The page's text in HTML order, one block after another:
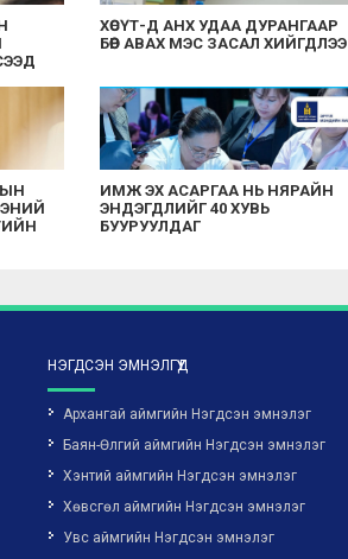
ХӨСҮТ-Д АНХ УДАА ДУРАНГААР
БӨӨР АВАХ МЭС ЗАСАЛ ХИЙГДЛЭЭ
ИМЖ ЭХ АСАРГАА НЬ НЯРАЙН
ЭНДЭГДЛИЙГ 40 ХУВЬ
БУУРУУЛДАГ
НЭГДСЭН ЭМНЭЛГҮҮД
Архангай аймгийн Нэгдсэн эмнэлэг
Баян-Өлгий аймгийн Нэгдсэн эмнэлэг
Хэнтий аймгийн Нэгдсэн эмнэлэг
Хөвсгөл аймгийн Нэгдсэн эмнэлэг
Увс аймгийн Нэгдсэн эмнэлэг